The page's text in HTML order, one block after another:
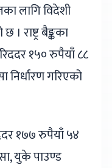
लागि विदेशी
। राष्ट्र बैङ्कका
१५० रुपैयाँ ८८
निर्धारण गरिएको
१७७ रुपैयाँ ५४
युके पाउण्ड